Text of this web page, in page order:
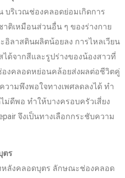
ริเวณช่องคลอดย่อมเกิดการ
ติเหมือนส่วนอื่น ๆ ของร่างกาย
อิลาสตินผลิตน้อยลง การไหลเวียน
ได้จากสีและรูปร่างของน้องสาวที่
งคลอดหย่อนคล้อยส่งผลต่อชีวิตคู่
วามพึงพอใจทางเพศลดลงได้ ทำ
ดีพอ ทำให้บางครอบครัวเสี่ยง
จึงเป็นทางเลือกกระชับความ
ตร
ลังคลอดบุตร ลักษณะช่องคลอด